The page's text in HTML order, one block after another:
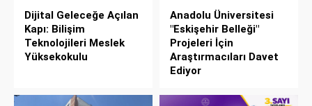
Dijital Geleceğe Açılan
Kapı: Bilişim
Teknolojileri Meslek
Yüksekokulu
Anadolu Üniversitesi
"Eskişehir Belleği"
Projeleri İçin
Araştırmacıları Davet
Ediyor